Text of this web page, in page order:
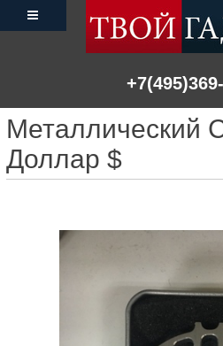
Металлический
Доллар $